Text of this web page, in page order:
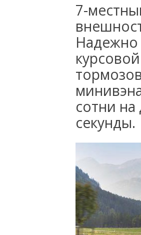
7-
Надежно
сотни
секунды.